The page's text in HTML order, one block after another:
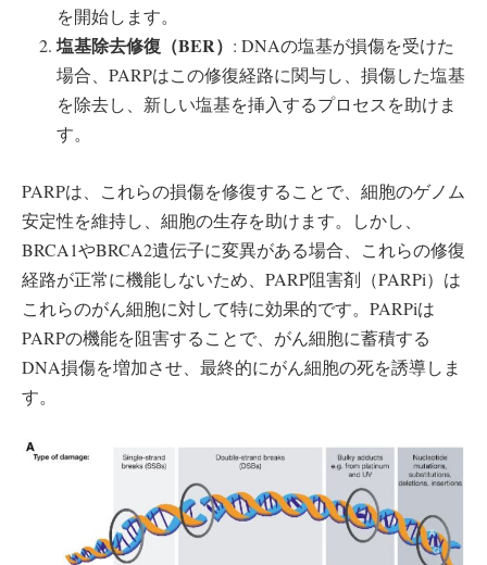
を開始します。
塩基除去修復（BER） : DNAの塩基が損傷を受けた
場合、PARPはこの修復経路に関与し、損傷した塩基
を除去し、新しい塩基を挿入するプロセスを助けま
す。
PARPは、これらの損傷を修復することで、細胞のゲノム
安定性を維持し、細胞の生存を助けます。しかし、
BRCA1やBRCA2遺伝子に変異がある場合、これらの修復
経路が正常に機能しないため、PARP阻害剤（PARPi）は
これらのがん細胞に対して特に効果的です。PARPiは
PARPの機能を阻害することで、がん細胞に蓄積する
DNA損傷を増加させ、最終的にがん細胞の死を誘導しま
す。